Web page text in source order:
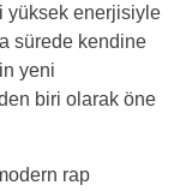
yüksek enerjisiyle
sürede kendine
yeni
biri olarak öne
rap